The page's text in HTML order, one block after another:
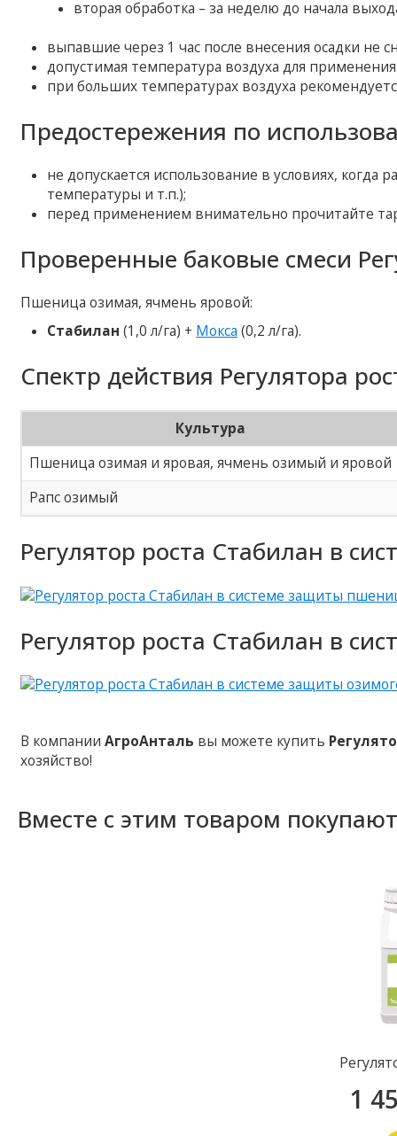
вторая обработка – за неделю до начала
выпавшие через 1 час после внесения осадки не
допустимая температура воздуха для применения
при больших температурах воздуха
Предостережения по
не допускается использование в условиях, когда
температуры и т.п.);
перед применением внимательно прочитайте
Проверенные баковые смеси
Пшеница озимая, ячмень яровой:
Стабилан (1,0 л/га) + Мокса (0,2 л/га).
Спектр действия Регулятора
Культура
Пшеница озимая и яровая, ячмень озимый и яровой
Рапс озимый
Регулятор роста Стабилан в
Регулятор роста Стабилан в
В компанииАгроАнталь вы можете купить
хозяйство!
Вместе с этим товаром покупают
1